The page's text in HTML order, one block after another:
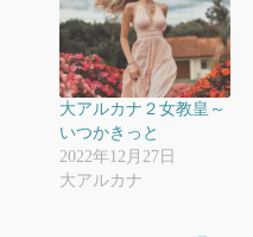
大アルカナ２女教皇～
いつかきっと
2022年12月27日
大アルカナ